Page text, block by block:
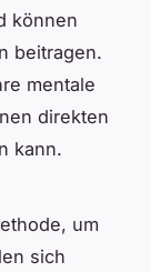
können
beitragen.
mentale
direkten
kann.
um
sich